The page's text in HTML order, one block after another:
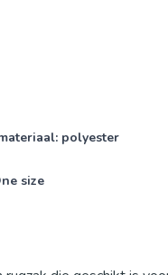
polyester
size